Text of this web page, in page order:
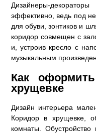
Дизайнеры-
эффективно, ведь под
для обуви, зонтиков и
коридор совмещен с
и, устроив кресло с
музыкальным
Как
хрущевке
Дизайн интерьера
Коридор в хрущевке,
комнаты.